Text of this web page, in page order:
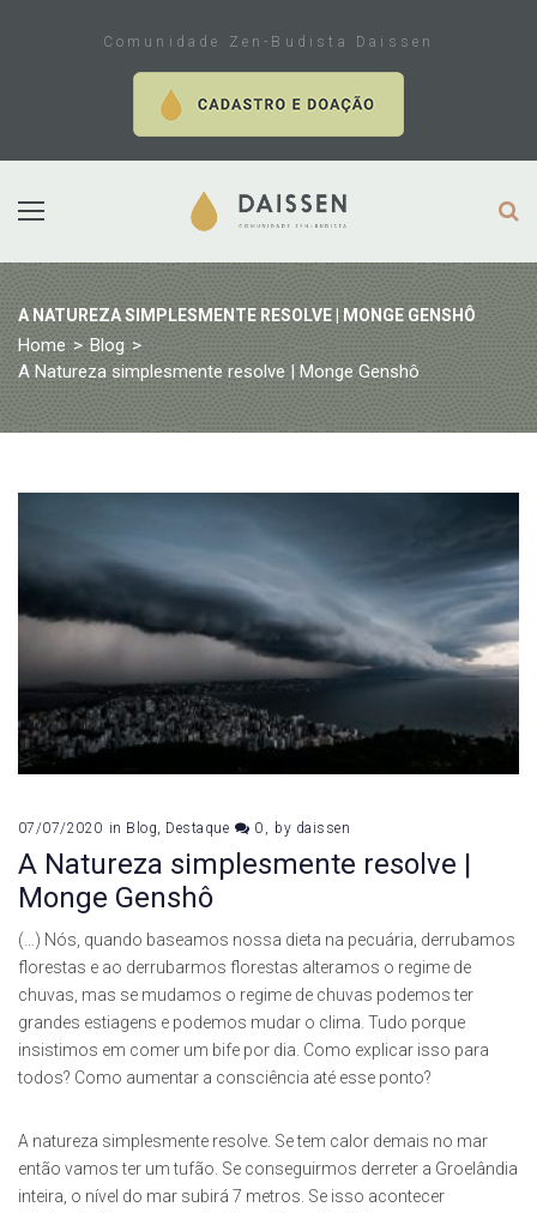
Comunidade Zen-Budista Daissen
A NATUREZA SIMPLESMENTE RESOLVE | MONGE GENSHÔ
Home > Blog >
A Natureza simplesmente resolve | Monge Genshô
07/07/2020 in Blog, Destaque 0 by daissen
A Natureza simplesmente resolve |
Monge Genshô
(…) Nós, quando baseamos nossa dieta na pecuária, derrubamos
florestas e ao derrubarmos florestas alteramos o regime de
chuvas, mas se mudamos o regime de chuvas podemos ter
grandes estiagens e podemos mudar o clima. Tudo porque
insistimos em comer um bife por dia. Como explicar isso para
todos? Como aumentar a consciência até esse ponto?
A natureza simplesmente resolve. Se tem calor demais no mar
então vamos ter um tufão. Se conseguirmos derreter a Groelândia
inteira, o nível do mar subirá 7 metros. Se isso acontecer